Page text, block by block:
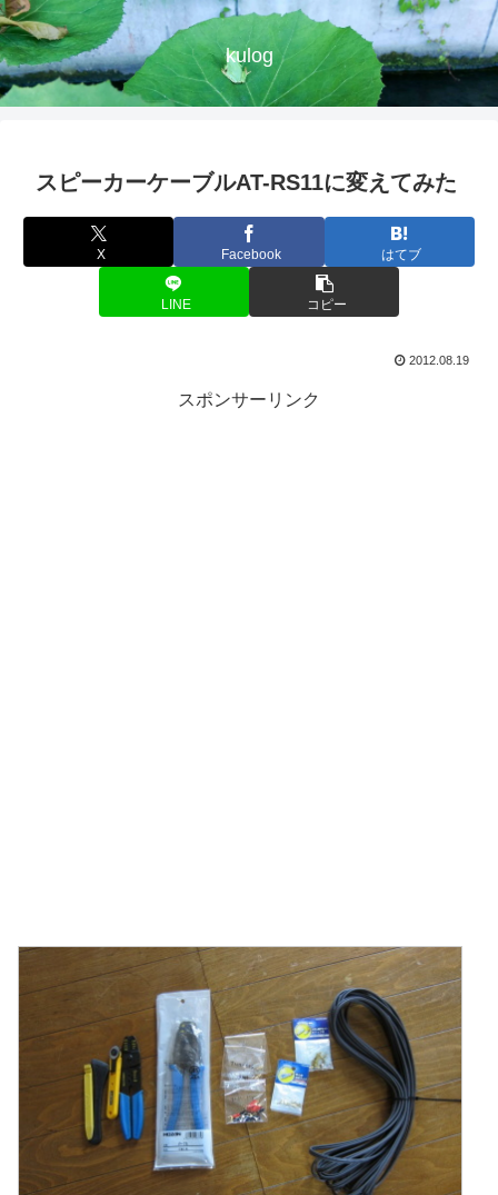
kulog
スピーカーケーブルAT-RS11に変えてみた
X Facebook はてブ
LINE コピー
2012.08.19
スポンサーリンク